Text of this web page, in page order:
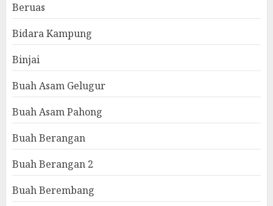
Beruas
Bidara Kampung
Binjai
Buah Asam Gelugur
Buah Asam Pahong
Buah Berangan
Buah Berangan 2
Buah Berembang